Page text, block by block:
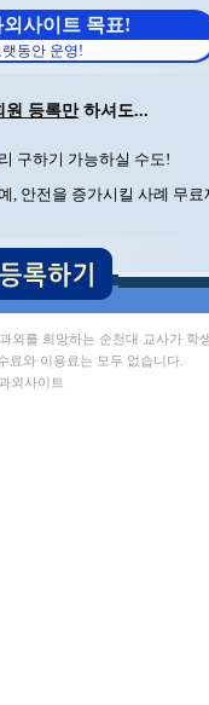
사이트 목표!
랫동안 운영!
원 등록만하셔도...
구하기 가능하실 수도!
, 안전을 증가시킬 사례 무료
외를 희망하는 순천대 교사가 학
료와 이용료는 모두 없습니다.
외사이트